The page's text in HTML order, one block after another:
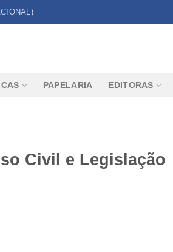
PAPELARIA EDITORAS
Civil e Legislação